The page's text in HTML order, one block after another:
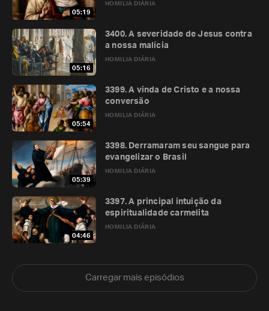
05:19
HOMILIA DIÁRIA
05:16
HOMILIA DIÁRIA
3400. A severidade de Jesus contra
a nossa malícia
05:54
HOMILIA DIÁRIA
3399. A vinda de Cristo e a nossa
conversão
05:39
HOMILIA DIÁRIA
3398. Derramaram seu sangue para
evangelizar o Brasil
04:46
HOMILIA DIÁRIA
3397. A principal intuição da
espiritualidade carmelita
Carregar mais episódios